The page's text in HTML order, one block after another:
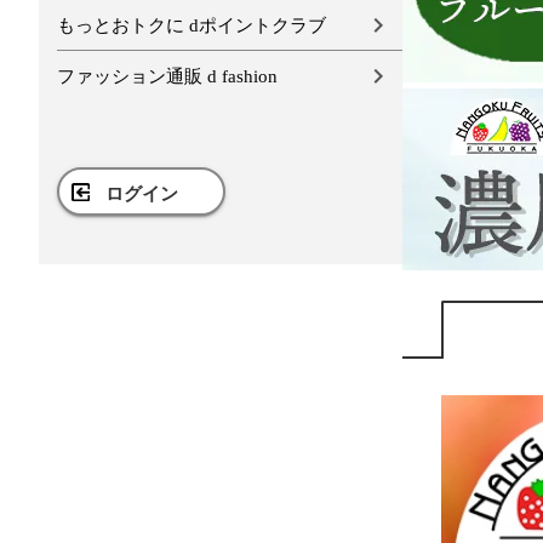
もっとおトクに dポイントクラブ
ファッション通販 d fashion
ログイン